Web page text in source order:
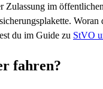
im
du im Guide zu StVO
fahren?